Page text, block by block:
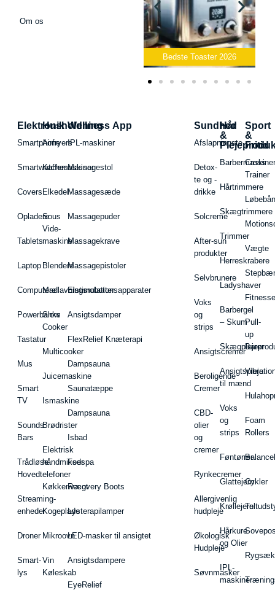
Om os
Bedste Toaster 2026
Elektronik
Smartphone
Smartwatches
Covers
Opladere
Tablets
Laptop
Computere
Powerbanks
Tastatur
Mus
Smart
TV
Sounds
Bars
Trådløse
Hovedtelefoner
Streaming-
enheder
Droner
Smart-
lys
Husholdning
Airfryers
Kaffemaskiner
Elkedel
Sous
Vide-
maskine
Blendere
Madlavningsrobotter
Slow
Cooker
Multicooker
Juicemaskine
Ismaskine
Brødrister
Elektrisk
håndmikser
Køkkenvægt
Kogeplade
Mikroovn
Vin
Køleskab
Wellness App
IPL-maskiner
Massagestol
Massagesæde
Massagepuder
Massagekrave
Massagepistoler
Elstimulationsapparater
Ansigtsdamper
FlexRelief Knæterapi
Dampsauna
Saunatæppe
Dampsauna
Isbad
Fodspa
Recovery Boots
Lysterapilamper
LED-masker til ansigtet
Ansigtsdampere
EyeRelief
Sundhed
Afslapningste
Detox-
te og -
drikke
Solcreme
After-sun
produkter
Selvbrunere
Voks
og
strips
Ansigtscremer
Beroligende
Cremer
CBD-
olier
og
cremer
Rynkecremer
Allergivenlig
hudpleje
Økologisk
Hudpleje
Søvnmasker
Hår
&
Hårtrimmere
Skægtrimmere
Trimmer
Herreskrabere
Ladyshaver
Barbergel
– Skum
Ansigtspleje
til mænd
Voks
og
strips
Føntørrer
Glattejern
Krøllejern
Hårkure
og Olier
IPL-
maskiner
Sport
&
Fritid
Cross
Trainer
Vægte
Pull-
up
Barer
Foam
Rollers
Cykler